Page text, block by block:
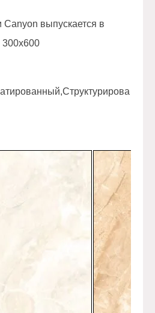
Canyon выпускается в
300х600